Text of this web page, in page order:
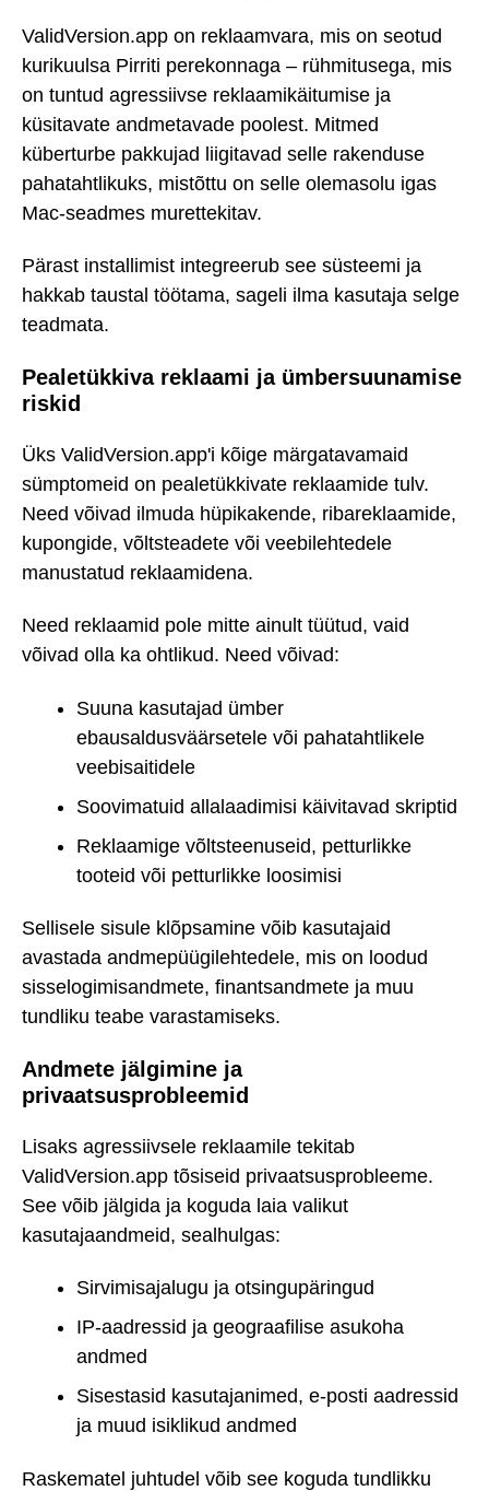
ValidVersion.app on reklaamvara, mis on seotud
kurikuulsa Pirriti perekonnaga – rühmitusega, mis
on tuntud agressiivse reklaamikäitumise ja
küsitavate andmetavade poolest. Mitmed
küberturbe pakkujad liigitavad selle rakenduse
pahatahtlikuks, mistõttu on selle olemasolu igas
Mac-seadmes murettekitav.
Pärast installimist integreerub see süsteemi ja
hakkab taustal töötama, sageli ilma kasutaja selge
teadmata.
Pealetükkiva reklaami ja ümbersuunamise
riskid
Üks ValidVersion.app'i kõige märgatavamaid
sümptomeid on pealetükkivate reklaamide tulv.
Need võivad ilmuda hüpikakende, ribareklaamide,
kupongide, võltsteadete või veebilehtedele
manustatud reklaamidena.
Need reklaamid pole mitte ainult tüütud, vaid
võivad olla ka ohtlikud. Need võivad:
Suuna kasutajad ümber
ebausaldusväärsetele või pahatahtlikele
veebisaitidele
Soovimatuid allalaadimisi käivitavad skriptid
Reklaamige võltsteenuseid, petturlikke
tooteid või petturlikke loosimisi
Sellisele sisule klõpsamine võib kasutajaid
avastada andmepüügilehtedele, mis on loodud
sisselogimisandmete, finantsandmete ja muu
tundliku teabe varastamiseks.
Andmete jälgimine ja
privaatsusprobleemid
Lisaks agressiivsele reklaamile tekitab
ValidVersion.app tõsiseid privaatsusprobleeme.
See võib jälgida ja koguda laia valikut
kasutajaandmeid, sealhulgas:
Sirvimisajalugu ja otsingupäringud
IP-aadressid ja geograafilise asukoha
andmed
Sisestasid kasutajanimed, e-posti aadressid
ja muud isiklikud andmed
Raskematel juhtudel võib see koguda tundlikku